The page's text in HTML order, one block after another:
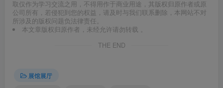
取仅作为学习交流之用，不得用作于商业用途，其版权归原作者或原
公司所有，若侵犯到您的权益，请及时与我们联系删除，本网站不对
所涉及的版权问题负法律责任。
本文章版权归原作者，未经允许请勿转载 。
THE END
展馆展厅